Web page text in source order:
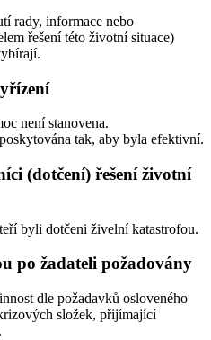
rady, informace nebo
řešení této životní situace)
není stanovena.
tak, aby byla efektivní.
(dotčení) řešení životní
byli dotčeni živelní katastrofou.
po žadateli požadovány
dle požadavků osloveného
složek, přijímající